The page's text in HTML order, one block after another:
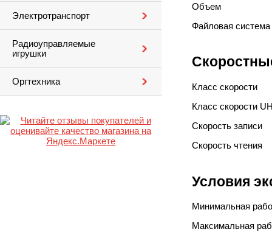
Электротранспорт
Радиоуправляемые
игрушки
Оргтехника
Объем
Файловая система
Класс скорости
Класс скорости
Cкорость записи
Cкорость чтения
Условия
Минимальная
Максимальная